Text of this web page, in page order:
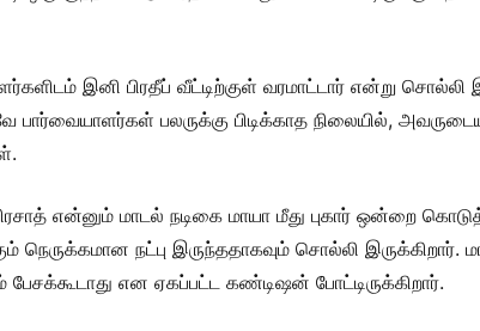
இனி பிரதீப் வீட்டிற்குள் வரமாட்டார் என்று
பலருக்கு பிடிக்காத நிலையில்,
என்னும் மாடல் நடிகை மாயா மீது புகார் ஒன்றை
நெருக்கமான நட்பு இருந்ததாகவும் சொல்லி
என ஏகப்பட்ட கண்டிஷன் போட்டிருக்கிறார்.